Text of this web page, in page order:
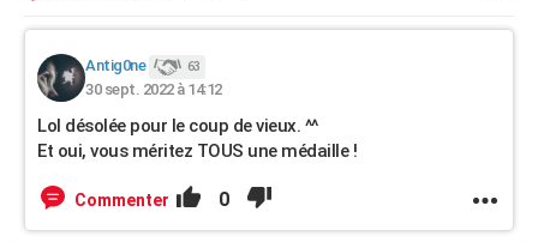
Antig0ne 63
30 sept. 2022 à 14:12
Lol désolée pour le coup de vieux. ^^
Et oui, vous méritez TOUS une médaille !
Commenter 0